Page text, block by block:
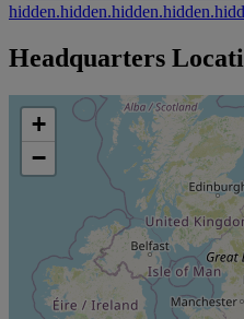
Headquarters
+
−